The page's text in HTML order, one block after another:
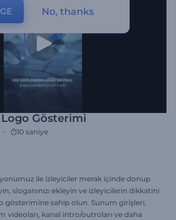
Gösterimi
10 saniye
ile izleyiciler merak içinde donup
sloganınızı ekleyin ve izleyicilerin dikkatini
gösterimine sahip olun. Sunum girişleri,
videoları, kanal intro/outroları ve daha
No, thanks